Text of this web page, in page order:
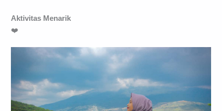
Aktivitas Menarik
❤️